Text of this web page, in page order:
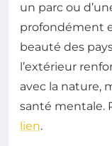
un parc ou
profondément
beauté des
l’extérieur
avec la nature,
santé mentale.
lien.